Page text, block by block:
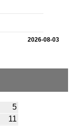
2026-08-03
5
11